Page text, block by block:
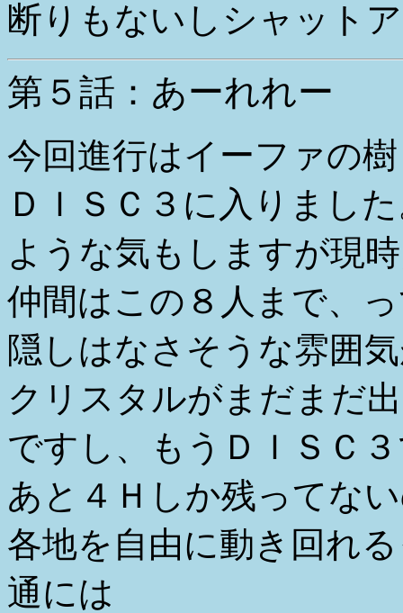
断りもないしシャット
第５話：あーれれー
今回進行はイーファの
ＤＩＳＣ３に入りまし
ような気もしますが現
仲間はこの８人まで、
隠しはなさそうな雰囲
クリスタルがまだまだ
ですし、もうＤＩＳＣ
あと４Ｈしか残ってな
各地を自由に動き回れ
通には